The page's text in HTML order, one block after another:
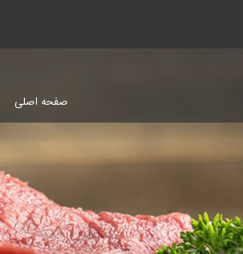
صفحه اصلی